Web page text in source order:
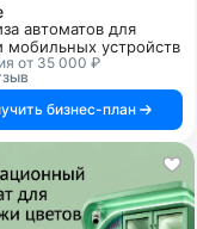
автоматов для
мобильных устройств
от 35 000 ₽
бизнес-план